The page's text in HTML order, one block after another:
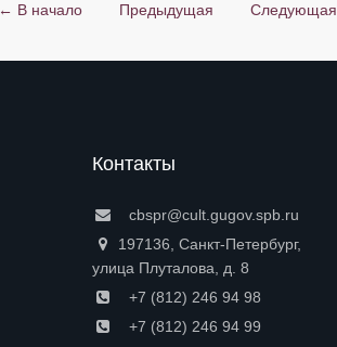
← В начало Предыдущая Следующая
Контакты
cbspr@cult.gugov.spb.ru
197136, Санкт-Петербург,
улица Плуталова, д. 8
+7 (812) 246 94 98
+7 (812) 246 94 99